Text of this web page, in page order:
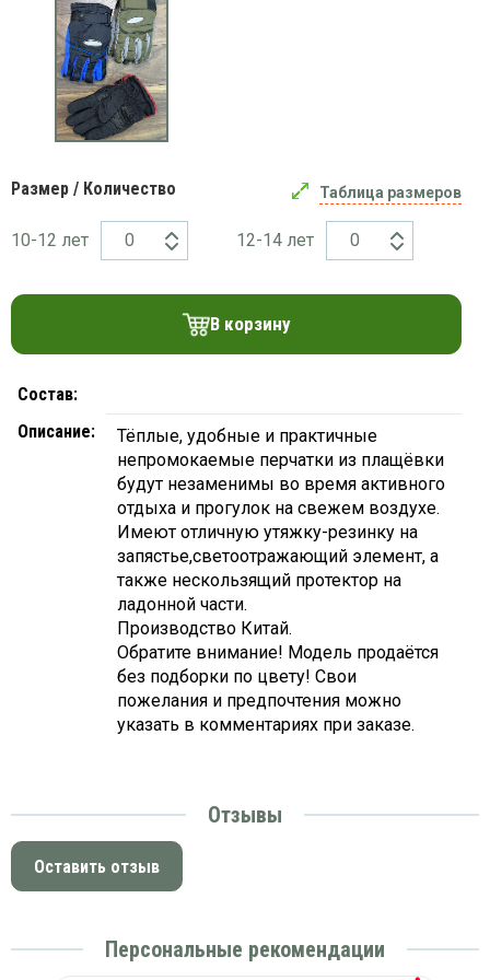
Размер / Количество Таблица размеров
10-12 лет 12-14 лет
В корзину
Состав:
Описание:
Тёплые, удобные и практичные
непромокаемые перчатки из плащёвки
будут незаменимы во время активного
отдыха и прогулок на свежем воздухе.
Имеют отличную утяжку-резинку на
запястье,светоотражающий элемент, а
также нескользящий протектор на
ладонной части.
Производство Китай.
Обратите внимание! Модель продаётся
без подборки по цвету! Свои
пожелания и предпочтения можно
указать в комментариях при заказе.
Отзывы
Оставить отзыв
Персональные рекомендации